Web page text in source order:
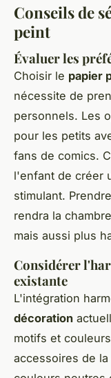
Conseils de
peint
Évaluer les
Choisir le papier
nécessite de
personnels. Les
pour les petits
fans de comics.
l'enfant de créer
stimulant.
rendra la
mais aussi plus
Considérer
existante
L'intégration
décoration
motifs et
accessoires de